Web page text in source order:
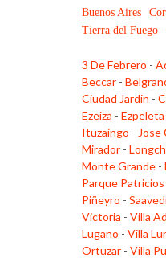
Buenos Aires
Tierra del Fuego
3 De Febrero -
Beccar -
Ciudad Jardin -
Ezeiza - Ezpeleta
Ituzaingo - Jose
Mirador -
Monte Grande -
Parque Patricios
Piñeyro -
Victoria - Villa
Lugano - Villa
Ortuzar - Villa